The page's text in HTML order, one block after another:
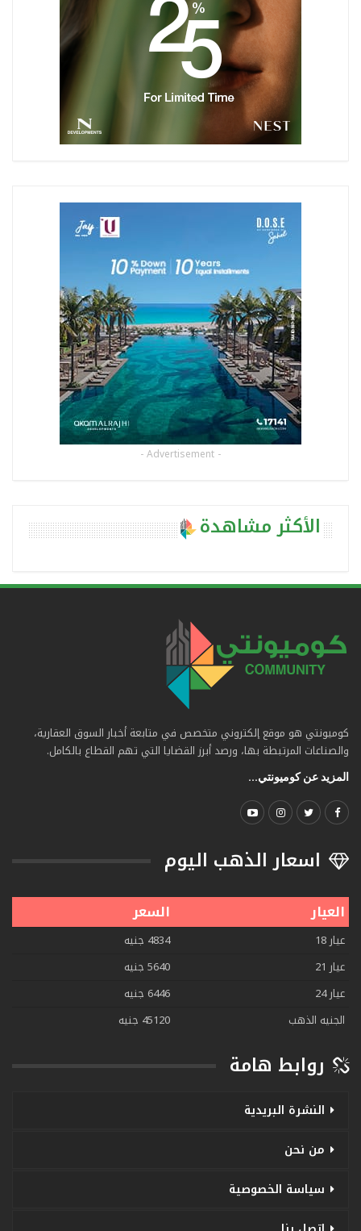
- Advertisement -
الأكثر مشاهدة
كوميونتي هو موقع إلكتروني متخصص في متابعة أخبار السوق العقارية،
والصناعات المرتبطة بها، ورصد أبرز القضايا التي تهم القطاع بالكامل.
المزيد عن كوميونتي...
اسعار الذهب اليوم
العيار السعر
عيار 18
4834 جنيه
عيار 21
5640 جنيه
عيار 24
6446 جنيه
الجنيه الذهب
45120 جنيه
روابط هامة
النشرة البريدية
من نحن
سياسة الخصوصية